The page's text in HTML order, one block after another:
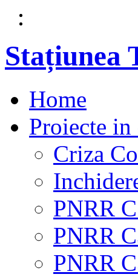
Stațiunea
Home
Proiecte in
Criza
PNRR
PNRR
PNRR